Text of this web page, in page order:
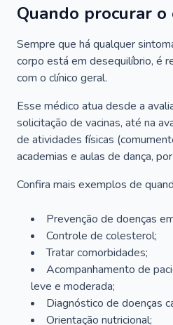
Quando procurar
Sempre que há qualquer
corpo está em desequilíbrio, é
com o clínico geral.
Esse médico atua desde a
solicitação de vacinas, até na
de atividades físicas
academias e aulas de dança,
Confira mais exemplos de
Prevenção de doenças
Controle de colesterol;
Tratar comorbidades;
Acompanhamento de
leve e moderada;
Diagnóstico de doenças
Orientação nutricional;